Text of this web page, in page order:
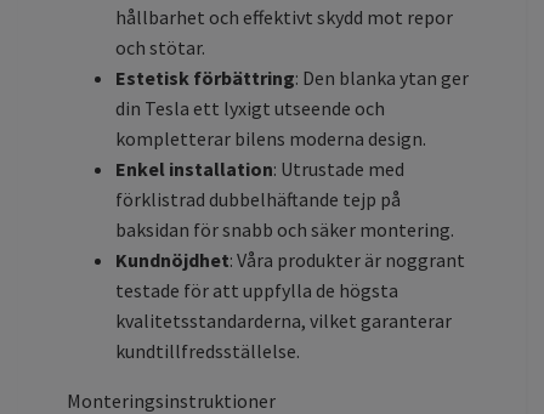
hållbarhet och effektivt skydd mot repor
och stötar.
Estetisk förbättring: Den blanka ytan ger
din Tesla ett lyxigt utseende och
kompletterar bilens moderna design.
Enkel installation: Utrustade med
förklistrad dubbelhäftande tejp på
baksidan för snabb och säker montering.
Kundnöjdhet: Våra produkter är noggrant
testade för att uppfylla de högsta
kvalitetsstandarderna, vilket garanterar
kundtillfredsställelse.
Monteringsinstruktioner